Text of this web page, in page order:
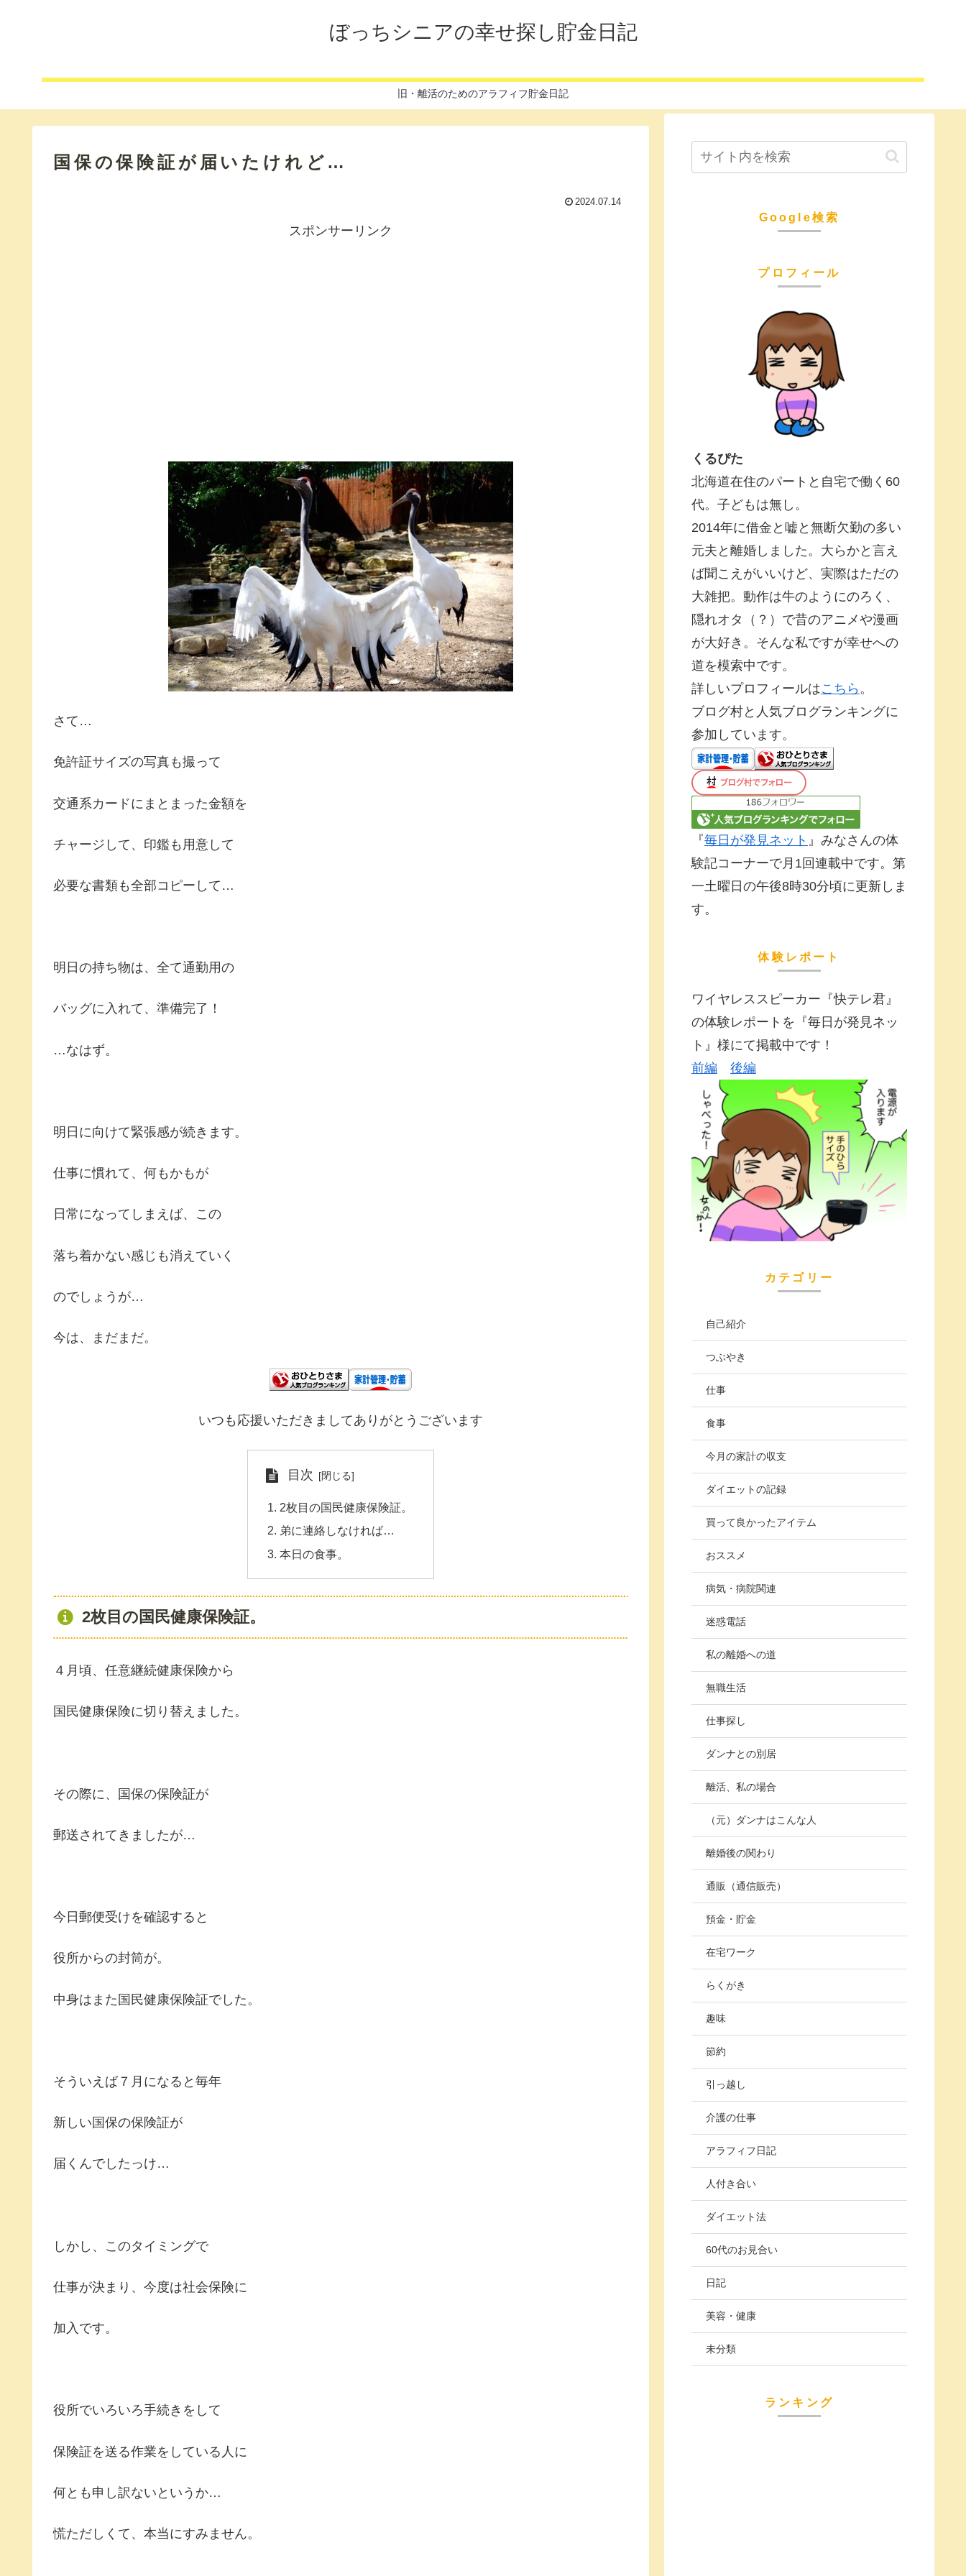
ぼっちシニアの幸せ探し貯金日記
旧・離活のためのアラフィフ貯金日記
国保の保険証が届いたけれど…
2024.07.14
スポンサーリンク
さて…
免許証サイズの写真も撮って
交通系カードにまとまった金額を
チャージして、印鑑も用意して
必要な書類も全部コピーして…
明日の持ち物は、全て通勤用の
バッグに入れて、準備完了！
…なはず。
明日に向けて緊張感が続きます。
仕事に慣れて、何もかもが
日常になってしまえば、この
落ち着かない感じも消えていく
のでしょうが…
今は、まだまだ。
いつも応援いただきましてありがとうございます
目次
2枚目の国民健康保険証。
弟に連絡しなければ…
本日の食事。
2枚目の国民健康保険証。
４月頃、任意継続健康保険から
国民健康保険に切り替えました。
その際に、国保の保険証が
郵送されてきましたが…
今日郵便受けを確認すると
役所からの封筒が。
中身はまた国民健康保険証でした。
そういえば７月になると毎年
新しい国保の保険証が
届くんでしたっけ…
しかし、このタイミングで
仕事が決まり、今度は社会保険に
加入です。
役所でいろいろ手続きをして
保険証を送る作業をしている人に
何とも申し訳ないというか…
慌ただしくて、本当にすみません。
Google検索
プロフィール
くるぴた
北海道在住のパートと自宅で働く60
代。子どもは無し。
2014年に借金と嘘と無断欠勤の多い
元夫と離婚しました。大らかと言え
ば聞こえがいいけど、実際はただの
大雑把。動作は牛のようにのろく、
隠れオタ（？）で昔のアニメや漫画
が大好き。そんな私ですが幸せへの
道を模索中です。
詳しいプロフィールはこちら 。
ブログ村と人気ブログランキングに
参加しています。
『毎日が発見ネット 』みなさんの体
験記コーナーで月1回連載中です。第
一土曜日の午後8時30分頃に更新しま
す。
体験レポート
ワイヤレススピーカー『快テレ君』
の体験レポートを『毎日が発見ネッ
ト』様にて掲載中です！
前編
後編
カテゴリー
自己紹介
つぶやき
仕事
食事
今月の家計の収支
ダイエットの記録
買って良かったアイテム
おススメ
病気・病院関連
迷惑電話
私の離婚への道
無職生活
仕事探し
ダンナとの別居
離活、私の場合
（元）ダンナはこんな人
離婚後の関わり
通販（通信販売）
預金・貯金
在宅ワーク
らくがき
趣味
節約
引っ越し
介護の仕事
アラフィフ日記
人付き合い
ダイエット法
60代のお見合い
日記
美容・健康
未分類
ランキング